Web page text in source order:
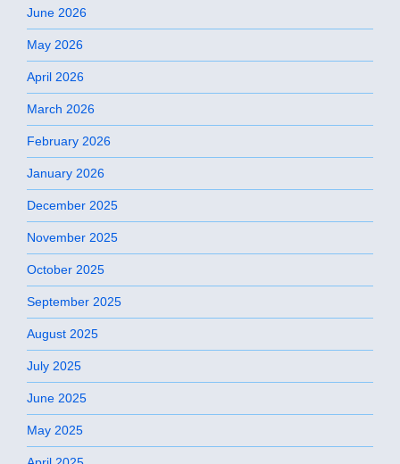
June 2026
May 2026
April 2026
March 2026
February 2026
January 2026
December 2025
November 2025
October 2025
September 2025
August 2025
July 2025
June 2025
May 2025